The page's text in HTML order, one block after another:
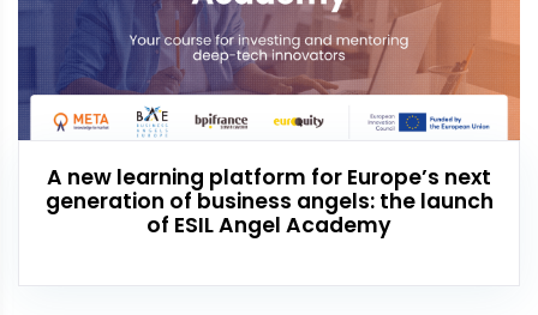
A new learning platform for Europe’s next
generation of business angels: the launch
of ESIL Angel Academy